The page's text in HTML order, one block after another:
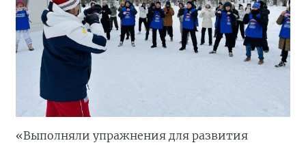
«Выполняли упражнения для развития